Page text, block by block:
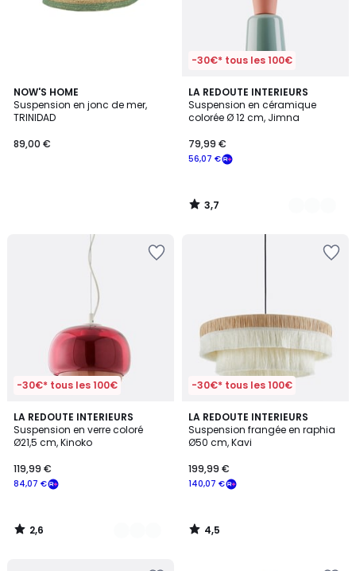
NOW'S HOME
Suspension en jonc de mer,
TRINIDAD
89,00 €
-30€* tous les 100€
LA REDOUTE INTERIEURS
Suspension en céramique
colorée Ø 12 cm, Jimna
56,07 €
79,99 €
3,7
/ 5
2
Couleurs
3,7
/
-30€* tous les 100€
LA REDOUTE INTERIEURS
Suspension en verre coloré
Ø21,5 cm, Kinoko
84,07 €
119,99 €
2,6
/ 5
3
Couleurs
2,6
/
-30€* tous les 100€
LA REDOUTE INTERIEURS
Suspension frangée en raphia
Ø50 cm, Kavi
140,07 €
199,99 €
4,5
/ 5
4,5
/